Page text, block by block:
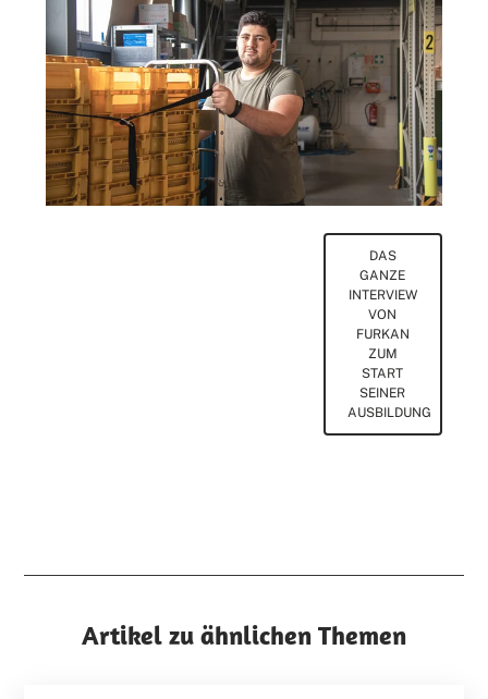
DAS
GANZE
INTERVIEW
VON
FURKAN
ZUM
START
SEINER
AUSBILDUNG
Artikel zu ähnlichen Themen